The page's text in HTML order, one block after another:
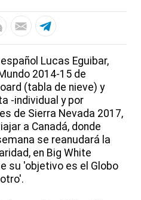
español Lucas Eguibar,
2014-15 de
(tabla de nieve) y
-individual y por
de Sierra Nevada 2017,
a Canadá, donde
se reanudará la
en Big White
su 'objetivo es el Globo